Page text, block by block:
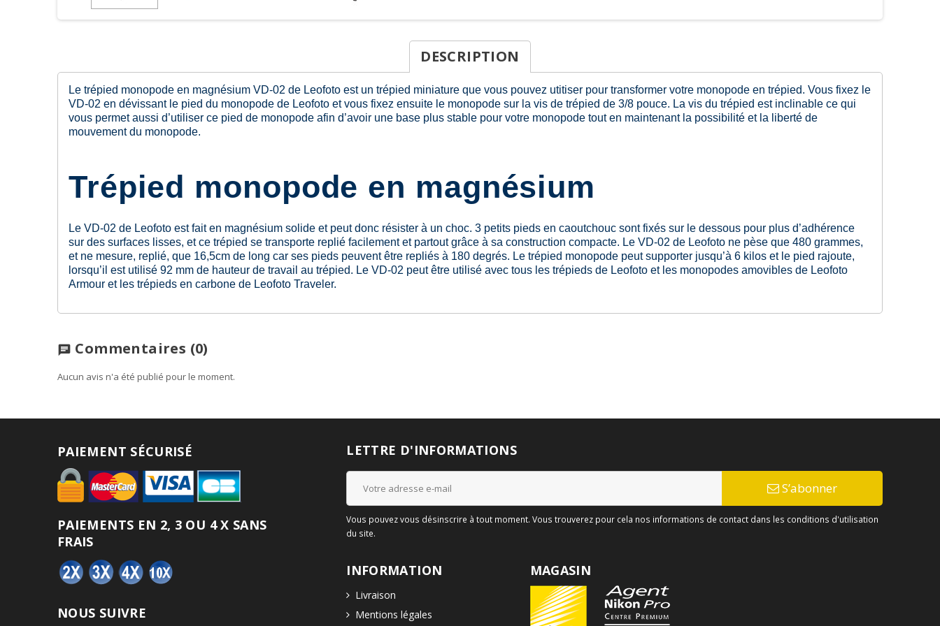
DESCRIPTION
Le trépied monopode en magnésium VD-02 de Leofoto est un trépied miniature que vous pouvez utitiser pour transformer votre monopode en trépied. Vous fixez le
VD-02 en dévissant le pied du monopode de Leofoto et vous fixez ensuite le monopode sur la vis de trépied de 3/8 pouce. La vis du trépied est inclinable ce qui
vous permet aussi d’utiliser ce pied de monopode afin d’avoir une base plus stable pour votre monopode tout en maintenant la possibilité et la liberté de
mouvement du monopode.
Trépied monopode en magnésium
Le VD-02 de Leofoto est fait en magnésium solide et peut donc résister à un choc. 3 petits pieds en caoutchouc sont fixés sur le dessous pour plus d’adhérence
sur des surfaces lisses, et ce trépied se transporte replié facilement et partout grâce à sa construction compacte. Le VD-02 de Leofoto ne pèse que 480 grammes,
et ne mesure, replié, que 16,5cm de long car ses pieds peuvent être repliés à 180 degrés. Le trépied monopode peut supporter jusqu’à 6 kilos et le pied rajoute,
lorsqu’il est utilisé 92 mm de hauteur de travail au trépied. Le VD-02 peut être utilisé avec tous les trépieds de Leofoto et les monopodes amovibles de Leofoto
Armour et les trépieds en carbone de Leofoto Traveler.
chat Commentaires (0)
Aucun avis n'a été publié pour le moment.
PAIEMENT SÉCURISÉ
PAIEMENTS EN 2, 3 OU 4 X SANS
FRAIS
NOUS SUIVRE
LETTRE D'INFORMATIONS
S’abonner
Vous pouvez vous désinscrire à tout moment. Vous trouverez pour cela nos informations de contact dans les conditions d'utilisation
du site.
INFORMATION
Livraison
Mentions légales
MAGASIN